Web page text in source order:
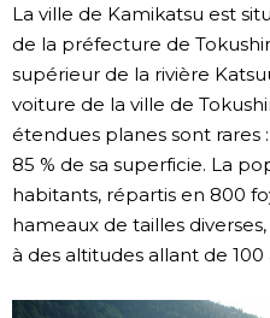
Tokyo
La ville de Kamikatsu est
de la préfecture de
supérieur de la rivière
voiture de la ville de
étendues planes sont rares
85 % de sa superficie. La
habitants, répartis en 800
hameaux de tailles
à des altitudes allant de